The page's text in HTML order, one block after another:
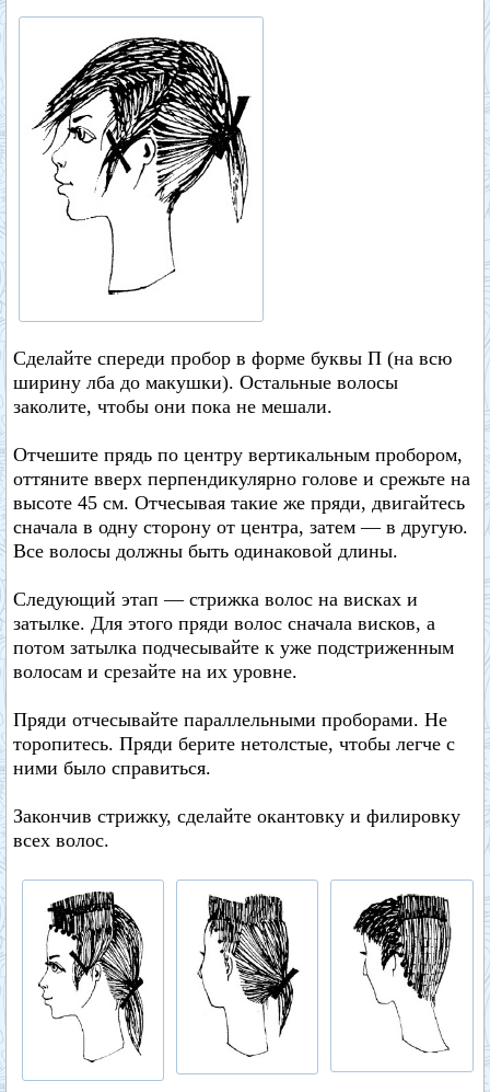
Сделайте спереди пробор в форме буквы П (на всю
ширину лба до макушки). Остальные волосы
заколите, чтобы они пока не мешали.
Отчешите прядь по центру вертикальным пробором,
оттяните вверх перпендикулярно голове и срежьте на
высоте 45 см. Отчесывая такие же пряди, двигайтесь
сначала в одну сторону от центра, затем — в другую.
Все волосы должны быть одинаковой длины.
Следующий этап — стрижка волос на висках и
затылке. Для этого пряди волос сначала висков, а
потом затылка подчесывайте к уже подстриженным
волосам и срезайте на их уровне.
Пряди отчесывайте параллельными проборами. Не
торопитесь. Пряди берите нетолстые, чтобы легче с
ними было справиться.
Закончив стрижку, сделайте окантовку и филировку
всех волос.